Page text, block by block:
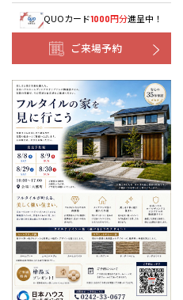
QUOカード1000円分進呈中！
ご来場予約